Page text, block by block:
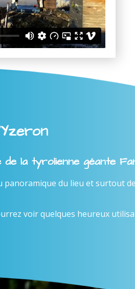
la tyrolienne géante
panoramique du lieu et surtout
voir quelques heureux